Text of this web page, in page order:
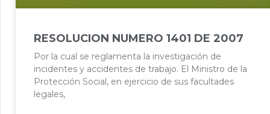
RESOLUCION NUMERO 1401 DE 2007
Por la cual se reglamenta la investigación de
incidentes y accidentes de trabajo. El Ministro de la
Protección Social, en ejercicio de sus facultades
legales,